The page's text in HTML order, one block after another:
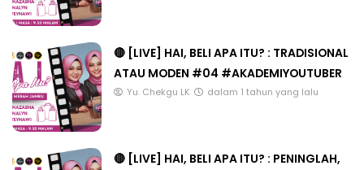
🔴 [LIVE] HAI, BELI APA ITU? : TRADISIONAL
ATAU MODEN #04 #AKADEMIYOUTUBER
Yu. Chekgu LK dalam 1 tahun yang lalu
🔴 [LIVE] HAI, BELI APA ITU? : PENINGLAH,